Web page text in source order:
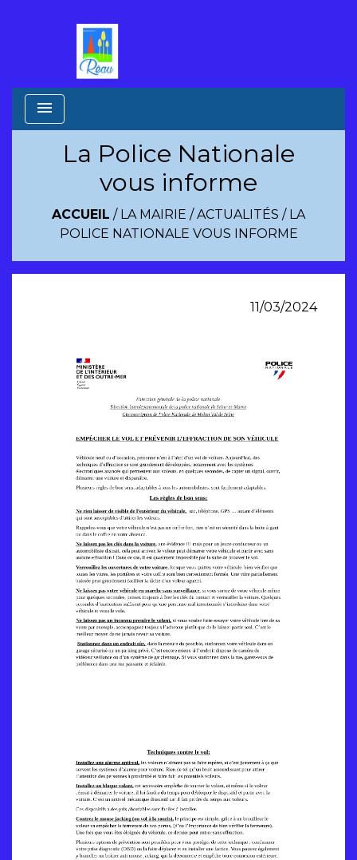
menu
La Police Nationale
vous informe
ACCUEIL / LA MAIRIE /ACTUALITÉS / LA
POLICE NATIONALE VOUS INFORME
11/03/2024